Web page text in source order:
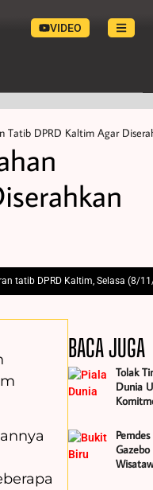
VIDEO
Tatib DPRD Kaltim Agar
tatib DPRD Kaltim, Selasa (8/
BACA JUGA
Tolak
Dunia